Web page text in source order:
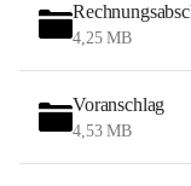
4,25 MB
Voranschlag
4,53 MB